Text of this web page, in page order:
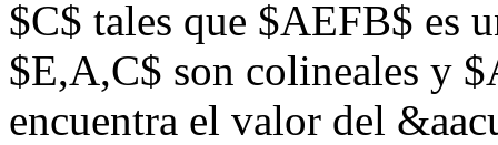
$C$ tales que $AEFB$ es
$E,A,C$ son colineales y
encuentra el valor del